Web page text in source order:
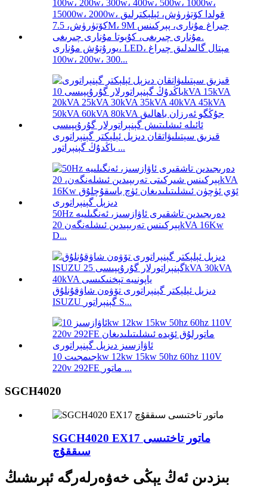
يورۇتۇش مۇنارى، LED، مېتال گالىدلىق چىراغ
100w، 200w، 300...
قىزىق سېتىلىۋاتقان دىزېل ئېلېكتر گېنېراتورى
ياڭدۇڭ گېنېراتور ...
50Hz دەرىجىدىن تاشقىرى ئاۋازسىز، ئەنگىلىيە
پېركىنس تەرىپىدىن ئىشلەنگەن 20kVA 16Kw
D...
دىزېل ئېلېكتر گېنېراتورى تۆۋەن شاۋقۇنلۇق
ISUZU گېنېراتور S...
جىمجىت 10kw 12kw 15kw 50hz 60hz 110V
220v 292FE ماتور ...
SGCH4020
SGCH4020 EX17 ماتور تاختىسى
سىققۇچ
بىزدىن ئەڭ يېڭى خەۋەرلەرگە ئېرىشىڭ